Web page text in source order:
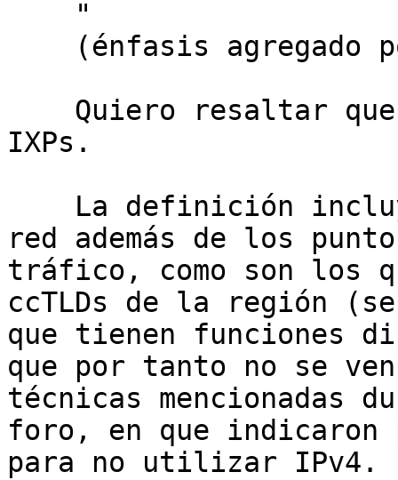
IXPs.
red además de los
tráfico, como son los
ccTLDs de la región
que tienen funciones
que por tanto no se
técnicas mencionadas
foro, en que indicaron
para no utilizar IPv4.